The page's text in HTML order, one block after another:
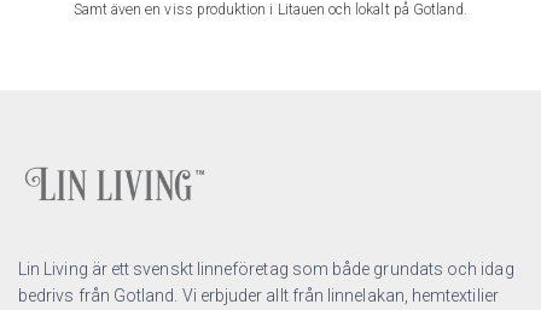
Samt även en viss produktion i Litauen och lokalt på Gotland.
Lin Living är ett svenskt linneföretag som både grundats och idag
bedrivs från Gotland. Vi erbjuder allt från linnelakan, hemtextilier